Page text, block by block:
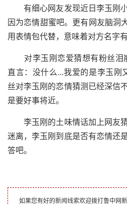
有细心网友发现近日李玉刚小
因为恋情甜蜜吧。更有网友脑洞
用表情包代替，意味着对方名字有
对李玉刚恋爱猜想有粉丝泪
直言：没什么...我爱的是李玉刚
丝对李玉刚的恋情猜测已经深信
是要好事将近。
李玉刚的土味情话加上网友猜
迷离，李玉刚到底是否有恋情还
答吧。
如果您有好的新闻线索欢迎拨打鲁中网